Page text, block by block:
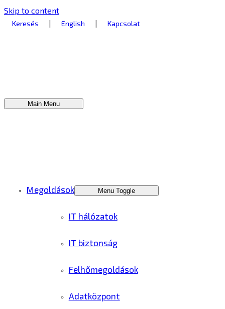
Skip to content
Keresés | English | Kapcsolat
Main Menu
Megoldások Menu Toggle
IT hálózatok
IT biztonság
Felhőmegoldások
Adatközpont